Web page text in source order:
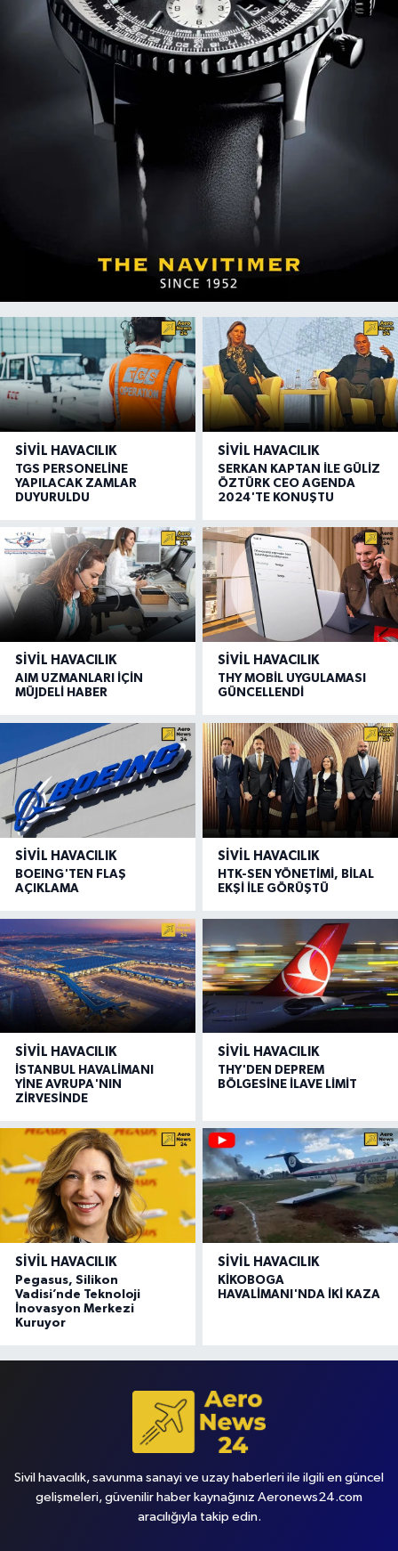
SIVIL HAVACILIK
TGS PERSONELİNE
YAPILACAK ZAMLAR
DUYURULDU
SIVIL HAVACILIK
SERKAN KAPTAN İLE GÜLİZ
ÖZTÜRK CEO AGENDA
2024'TE KONUŞTU
SIVIL HAVACILIK
AIM UZMANLARI İÇİN
MÜJDELİ HABER
SIVIL HAVACILIK
THY MOBİL UYGULAMASI
GÜNCELLENDİ
SIVIL HAVACILIK
BOEING'TEN FLAŞ
AÇIKLAMA
SIVIL HAVACILIK
HTK-SEN YÖNETİMİ, BİLAL
EKŞİ İLE GÖRÜŞTÜ
SIVIL HAVACILIK
İSTANBUL HAVALİMANI
YİNE AVRUPA'NIN
ZİRVESİNDE
SIVIL HAVACILIK
THY'DEN DEPREM
BÖLGESİNE İLAVE LİMİT
SIVIL HAVACILIK
Pegasus, Silikon
Vadisi’nde Teknoloji
İnovasyon Merkezi
Kuruyor
SIVIL HAVACILIK
KİKOBOGA
HAVALİMANI'NDA İKİ KAZA
Sivil havacılık, savunma sanayi ve uzay haberleri ile ilgili en güncel
gelişmeleri, güvenilir haber kaynağınız Aeronews24.com
aracılığıyla takip edin.